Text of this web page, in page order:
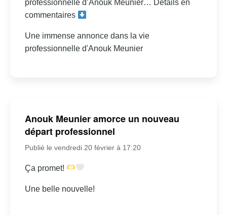
professionnelle d’Anouk Meunier… Détails en
commentaires
Une immense annonce dans la vie
professionnelle d'Anouk Meunier
Anouk Meunier amorce un nouveau
départ professionnel
Publié le vendredi 20 février à 17:20
Ça promet!
Une belle nouvelle!